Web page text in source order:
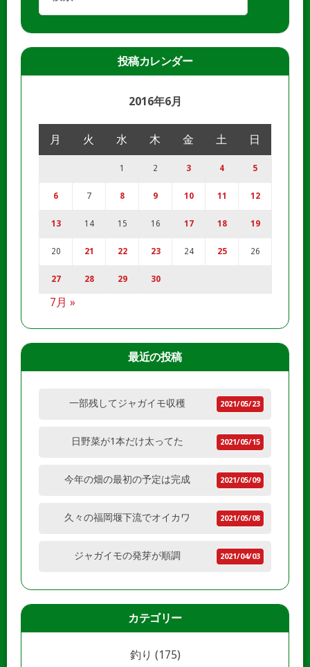
投稿カレンダー
2016年6月
月 火 水 木 金 土 日
1 2 3 4 5
6 7 8 9 10 11 12
13 14 15 16 17 18 19
20 21 22 23 24 25 26
27 28 29 30
7月 »
最近の投稿
一部残してジャガイモ収穫 2021/05/23
日野菜が1本だけ太ってた 2021/05/15
今年の畑の最初の予定は完成 2021/05/09
久々の福岡堰下流でオイカワ 2021/05/08
ジャガイモの発芽が順調 2021/04/03
カテゴリー
釣り (175)